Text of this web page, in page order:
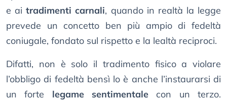
e aitradimenti carnali, quando in realtà la legge
prevede un concetto ben più ampio di fedeltà
coniugale, fondato sul rispetto e la lealtà reciproci.
Difatti, non è solo il tradimento fisico a violare
l’obbligo di fedeltà bensì lo è anche l’instaurarsi di
un forte legame sentimentale con un terzo.